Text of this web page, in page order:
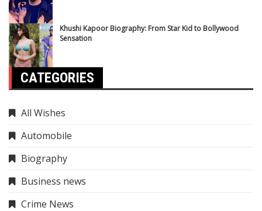
Khushi Kapoor Biography: From Star Kid to Bollywood
Sensation
CATEGORIES
All Wishes
Automobile
Biography
Business news
Crime News